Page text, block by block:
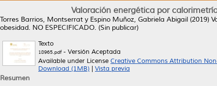
Valoración energética por
Torres Barrios, Montserrat y Espino Muñoz, Gabriela Abigail (2019)
obesidad. NO ESPECIFICADO. (Sin publicar)
Texto
18965.pdf- Versión Aceptada
Available under License Creative Commons Attribution
Download (1MB)
Vista previa
Resumen